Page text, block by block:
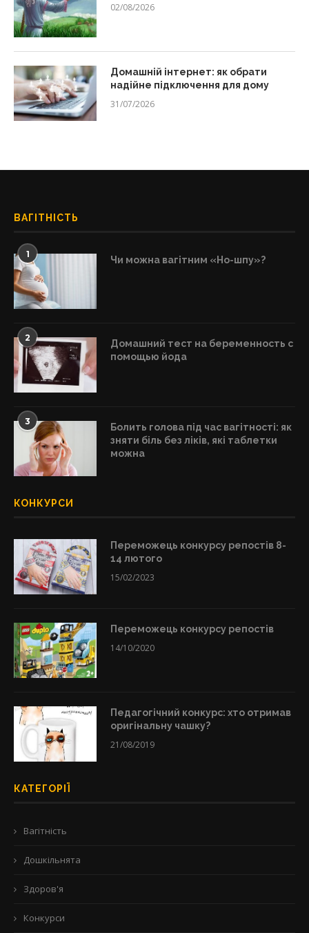
02/08/2026
Домашній інтернет: як обрати
надійне підключення для дому
31/07/2026
ВАГІТНІСТЬ
1 Чи можна вагітним «Но-шпу»?
2
Домашний тест на беременность с
помощью йода
3
Болить голова під час вагітності: як
зняти біль без ліків, які таблетки
можна
КОНКУРСИ
Переможець конкурсу репостів 8-
14 лютого
15/02/2023
Переможець конкурсу репостів
14/10/2020
Педагогічний конкурс: хто отримав
оригінальну чашку?
21/08/2019
КАТЕГОРІЇ
Вагітність
Дошкільнята
Здоров'я
Конкурси